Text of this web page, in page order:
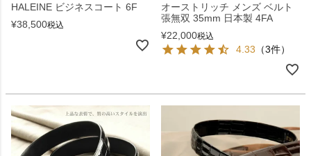
HALEINE ビジネスコート 6F
¥38,500税込
オーストリッチ メンズ ベルト
張無双 35mm 日本製 4FA
¥22,000税込
4.33 （3件）